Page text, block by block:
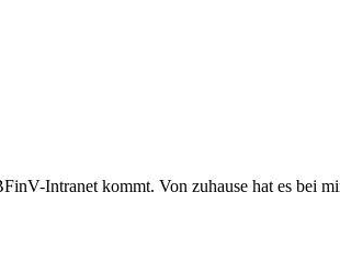
Intranet kommt. Von zuhause hat es bei